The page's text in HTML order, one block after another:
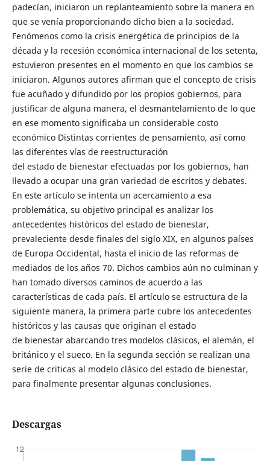
padecían, iniciaron un replanteamiento sobre la manera en
que se venía proporcionando dicho bien a la sociedad.
Fenómenos como la crisis energética de principios de la
década y la recesión económica internacional de los setenta,
estuvieron presentes en el momento en que los cambios se
iniciaron. Algunos autores afirman que el concepto de crisis
fue acuñado y difundido por los propios gobiernos, para
justificar de alguna manera, el desmantelamiento de lo que
en ese momento significaba un considerable costo
económico Distintas corrientes de pensamiento, así como
las diferentes vías de reestructuración
del estado de bienestar efectuadas por los gobiernos, han
llevado a ocupar una gran variedad de escritos y debates.
En este artículo se intenta un acercamiento a esa
problemática, su objetivo principal es analizar los
antecedentes históricos del estado de bienestar,
prevaleciente desde finales del siglo XIX, en algunos países
de Europa Occidental, hasta el inicio de las reformas de
mediados de los años 70. Dichos cambios aún no culminan y
han tomado diversos caminos de acuerdo a las
características de cada país. El artículo se estructura de la
siguiente manera, la primera parte cubre los antecedentes
históricos y las causas que originan el estado
de bienestar abarcando tres modelos clásicos, el alemán, el
británico y el sueco. En la segunda sección se realizan una
serie de criticas al modelo clásico del estado de bienestar,
para finalmente presentar algunas conclusiones.
Descargas